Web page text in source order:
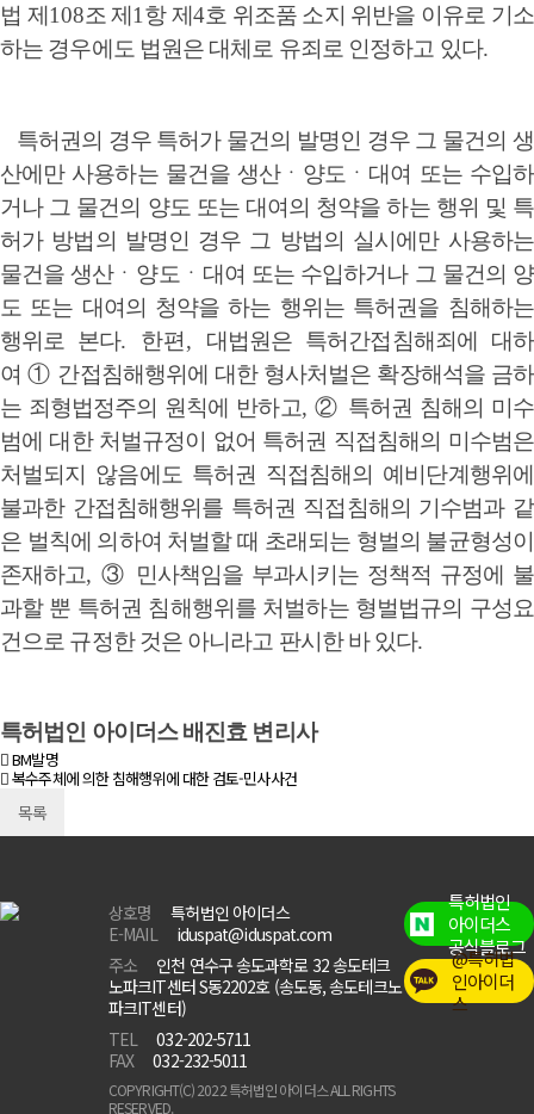
법 제 108조 제 1 항 제4호 위조품 소지 위반을 이유로 기소
하는 경우에도 법원은 대체로 유죄로 인정하고 있다.
특허권의 경우 특허가 물건의 발명인 경우 그 물건의 생
산에만 사용하는 물건을 생산ㆍ 양도 ㆍ 대여 또는 수입하
거나 그 물건의 양도 또는 대여의 청약을 하는 행위 및 특
허가 방법의 발명인 경우 그 방법의 실시에만 사용하는
물건을 생산ㆍ 양도 ㆍ 대여 또는 수입하거나 그 물건의 양
도 또는 대여의 청약을 하는 행위는 특허권을 침해하는
행위로 본다. 한편, 대법원은 특허간접침해죄에 대하
여 ① 간접침해행위에 대한 형사처벌은 확장해석을 금하
는 죄형법정주의 원칙에 반하고,② 특허권 침해의 미수
범에 대한 처벌규정이 없어 특허권 직접침해의 미수범은
처벌되지 않음에도 특허권 직접침해의 예비단계행위에
불과한 간접침해행위를 특허권 직접침해의 기수범과 같
은 벌칙에 의하여 처벌할 때 초래되는 형벌의 불균형성이
존재하고, ③ 민사책임을 부과시키는 정책적 규정에 불
과할 뿐 특허권 침해행위를 처벌하는 형벌법규의 구성요
건으로 규정한 것은 아니라고 판시한 바 있다.
특허법인 아이더스 배진효 변리사
BM발명
복수주체에 의한 침해행위에 대한 검토-민사사건
목록
상호명
특허법인 아이더스
E-MAIL
iduspat@iduspat.com
주소
인천 연수구 송도과학로 32 송도테크
노파크IT센터 S동2202호 (송도동, 송도테크노
파크IT센터)
TEL
032-202-5711
FAX
032-232-5011
COPYRIGHT(C) 2022 특허법인 아이더스 ALL RIGHTS
RESERVED.
특허법인
아이더스
공식블로그
@특허법
인아이더
스